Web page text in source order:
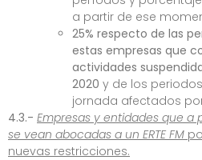
a partir de ese
25% respecto de las
estas empresas que
actividades
2020 y de los
jornada afectados
4.3.- Empresas y entidades que a
se vean abocadas a un ERTE FM
nuevas restricciones.